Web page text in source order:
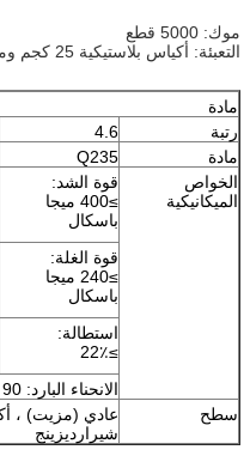
موك: 5000 قطع
التعبئة: أكياس بلاستيكية 25 كجم ومنصات خشبية أو حسب متطلبات العملاء
مادة
رتبة
4.6
مادة
Q235
الخواص
الميكانيكية
قوة الشد:
≥400 ميجا
باسكال
قوة الغلة:
≥240 ميجا
باسكال
استطالة:
≥22٪
الانحناء البارد: 90 درجة بدون صدع
سطح
شيرارديزينج